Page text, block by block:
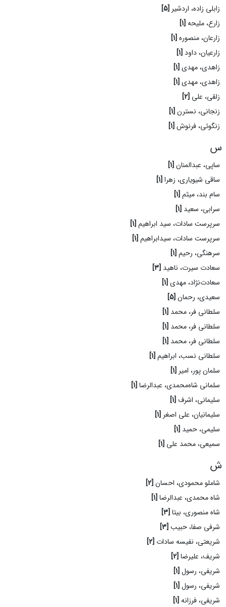
زابلی زاده، اردشیر [5]
زارع، ملیحه [1]
زارعان، منصوره [1]
زارعیان، داود [1]
زاهدی، مهدی [1]
زاهدی، مهدی [1]
زلقی، علی [2]
زنجانی، نسترن [1]
زنگوئی، فرنوش [1]
س
ساپی، عبدالمنان [1]
ساقی شیویاری، زهرا [1]
سام بند، میثم [1]
سرابی، سعید [1]
سرپرست سادات، سید ابراهیم [1]
سرپرست سادات، سیدابراهیم [1]
سرهنگی، رحیم [1]
سعادت سیرت، ناهید [3]
سعادت‌نژاد، مهدی [1]
سعیدی، رحمان [5]
سلطانی فر، محمد [1]
سلطانی فر، محمد [1]
سلطانی فر، محمد [1]
سلطانی نسب، ابراهیم [1]
سلمان پور، امیر [1]
سلمانی شاه‌محمدی، عبدالرضا [1]
سلیمانی، اشرف [1]
سلیمانیان، علی اصغر [1]
سلیمی، حمید [1]
سمیعی، محمد علی [1]
ش
شاملو محمودی، احسان [2]
شاه محمدی، عبدالرضا [1]
شاه منصوری، بیتا [3]
شرفی صفا، حبیب [3]
شریعتی، نفیسه سادات [2]
شریف، علیرضا [2]
شریفی، رسول [1]
شریفی، رسول [1]
شریفی، فرزانه [1]